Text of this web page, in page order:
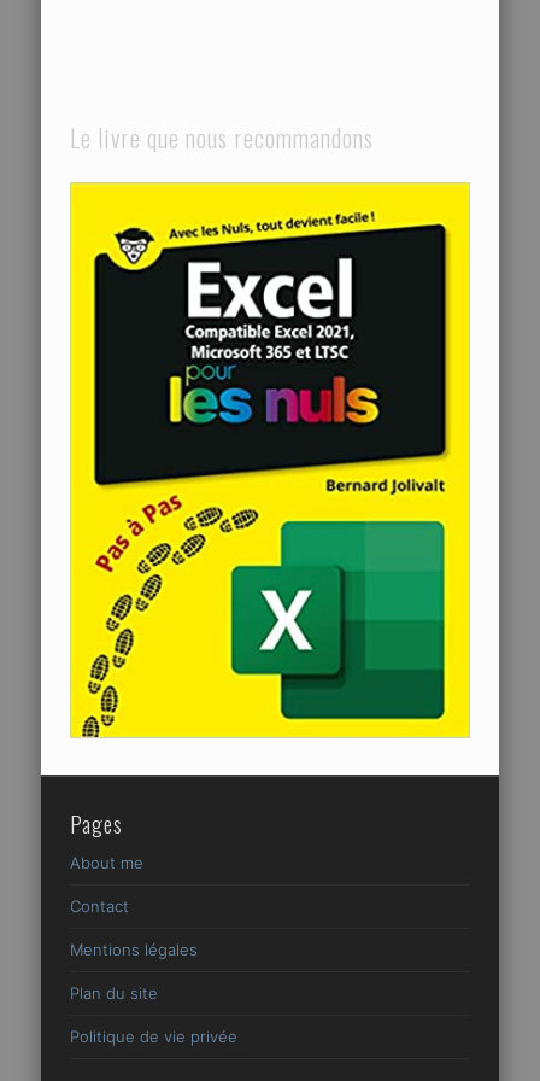
Le livre que nous recommandons
Pages
About me
Contact
Mentions légales
Plan du site
Politique de vie privée